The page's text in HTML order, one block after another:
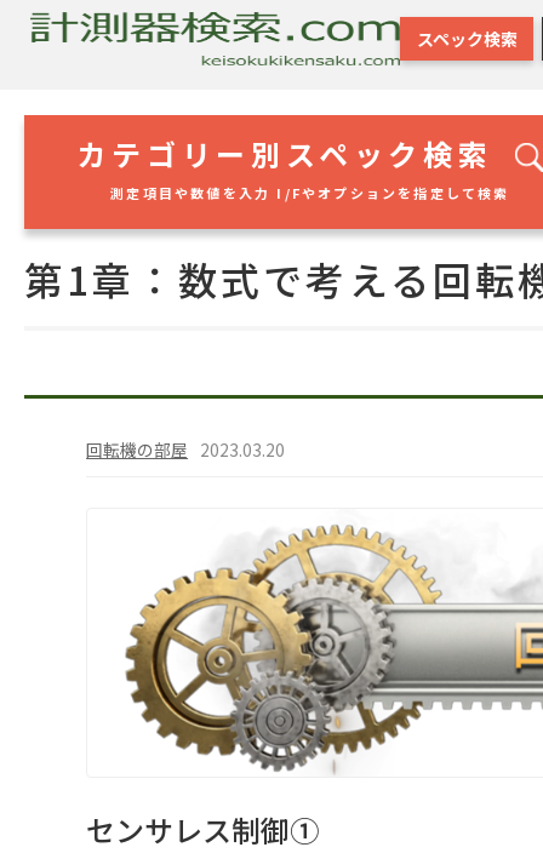
スペック検索
カテゴリー別スペック検索
測定項目や数値を入力 I/Fやオプションを指定して検索
第1章：数式で考える回
回転機の部屋 2023.03.20
センサレス制御①